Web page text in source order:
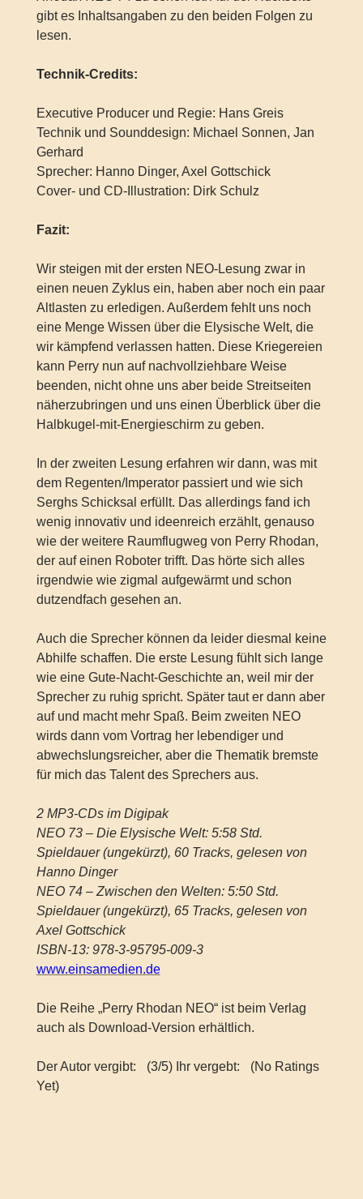
gibt es Inhaltsangaben zu den beiden Folgen zu
lesen.
Technik-Credits:
Executive Producer und Regie: Hans Greis
Technik und Sounddesign: Michael Sonnen, Jan
Gerhard
Sprecher: Hanno Dinger, Axel Gottschick
Cover- und CD-Illustration: Dirk Schulz
Fazit:
Wir steigen mit der ersten NEO-Lesung zwar in
einen neuen Zyklus ein, haben aber noch ein paar
Altlasten zu erledigen. Außerdem fehlt uns noch
eine Menge Wissen über die Elysische Welt, die
wir kämpfend verlassen hatten. Diese Kriegereien
kann Perry nun auf nachvollziehbare Weise
beenden, nicht ohne uns aber beide Streitseiten
näherzubringen und uns einen Überblick über die
Halbkugel-mit-Energieschirm zu geben.
In der zweiten Lesung erfahren wir dann, was mit
dem Regenten/Imperator passiert und wie sich
Serghs Schicksal erfüllt. Das allerdings fand ich
wenig innovativ und ideenreich erzählt, genauso
wie der weitere Raumflugweg von Perry Rhodan,
der auf einen Roboter trifft. Das hörte sich alles
irgendwie wie zigmal aufgewärmt und schon
dutzendfach gesehen an.
Auch die Sprecher können da leider diesmal keine
Abhilfe schaffen. Die erste Lesung fühlt sich lange
wie eine Gute-Nacht-Geschichte an, weil mir der
Sprecher zu ruhig spricht. Später taut er dann aber
auf und macht mehr Spaß. Beim zweiten NEO
wirds dann vom Vortrag her lebendiger und
abwechslungsreicher, aber die Thematik bremste
für mich das Talent des Sprechers aus.
2 MP3-CDs im Digipak
NEO 73 – Die Elysische Welt: 5:58 Std.
Spieldauer (ungekürzt), 60 Tracks, gelesen von
Hanno Dinger
NEO 74 – Zwischen den Welten: 5:50 Std.
Spieldauer (ungekürzt), 65 Tracks, gelesen von
Axel Gottschick
ISBN-13: 978-3-95795-009-3
www.einsamedien.de
Die Reihe „Perry Rhodan NEO“ ist beim Verlag
auch als Download-Version erhältlich.
Der Autor vergibt: (3/5) Ihr vergebt:
(No Ratings
Yet)